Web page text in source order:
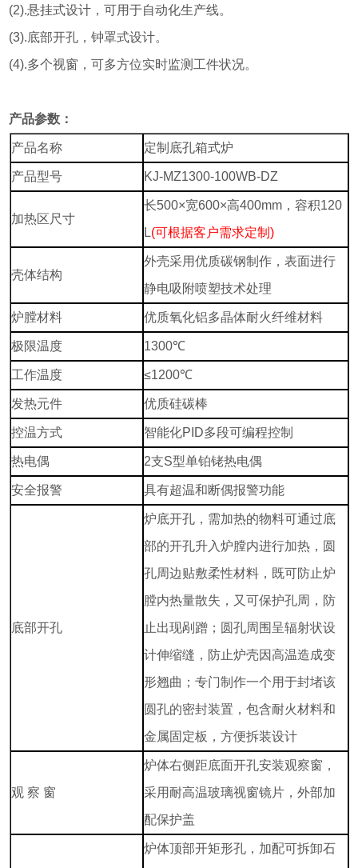
(2).悬挂式设计，可用于自动化生产线。
(3).底部开孔，钟罩式设计。
(4).多个视窗，可多方位实时监测工件状况。
产品参数：
产品名称 定制底孔箱式炉
产品型号 KJ-MZ1300-100WB-DZ
加热区尺寸
长500×宽600×高400mm，容积120
L(可根据客户需求定制)
壳体结构
外壳采用优质碳钢制作，表面进行
静电吸附喷塑技术处理
炉膛材料 优质氧化铝多晶体耐火纤维材料
极限温度 1300℃
工作温度 ≤1200℃
发热元件 优质硅碳棒
控温方式 智能化PID多段可编程控制
热电偶 2支S型单铂铑热电偶
安全报警 具有超温和断偶报警功能
底部开孔
炉底开孔，需加热的物料可通过底
部的开孔升入炉膛内进行加热，圆
孔周边贴敷柔性材料，既可防止炉
膛内热量散失，又可保护孔周，防
止出现剐蹭；圆孔周围呈辐射状设
计伸缩缝，防止炉壳因高温造成变
形翘曲；专门制作一个用于封堵该
圆孔的密封装置，包含耐火材料和
金属固定板，方便拆装设计
观 察 窗
炉体右侧距底面开孔安装观察窗，
采用耐高温玻璃视窗镜片，外部加
配保护盖
炉体顶部开矩形孔，加配可拆卸石